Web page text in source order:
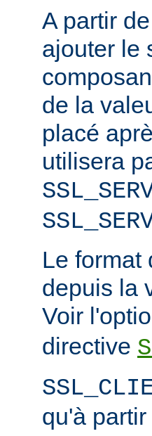
A partir
ajouter le
de la
placé
utilisera
Le format
depuis la
Voir
directive
qu'à